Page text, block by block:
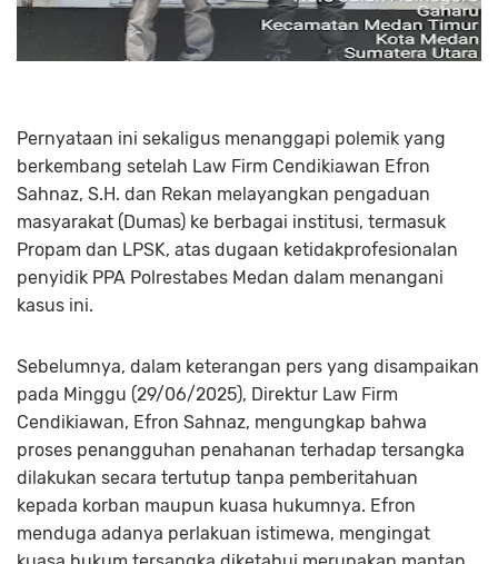
Pernyataan ini sekaligus menanggapi polemik yang
berkembang setelah Law Firm Cendikiawan Efron
Sahnaz, S.H. dan Rekan melayangkan pengaduan
masyarakat (Dumas) ke berbagai institusi, termasuk
Propam dan LPSK, atas dugaan ketidakprofesionalan
penyidik PPA Polrestabes Medan dalam menangani
kasus ini.
Sebelumnya, dalam keterangan pers yang disampaikan
pada Minggu (29/06/2025), Direktur Law Firm
Cendikiawan, Efron Sahnaz, mengungkap bahwa
proses penangguhan penahanan terhadap tersangka
dilakukan secara tertutup tanpa pemberitahuan
kepada korban maupun kuasa hukumnya. Efron
menduga adanya perlakuan istimewa, mengingat